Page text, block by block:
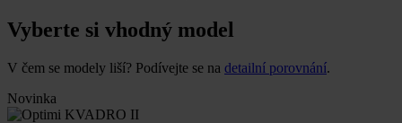
Vyberte si vhodný model
V čem se modely liší? Podívejte se na detailní porovnání.
Novinka